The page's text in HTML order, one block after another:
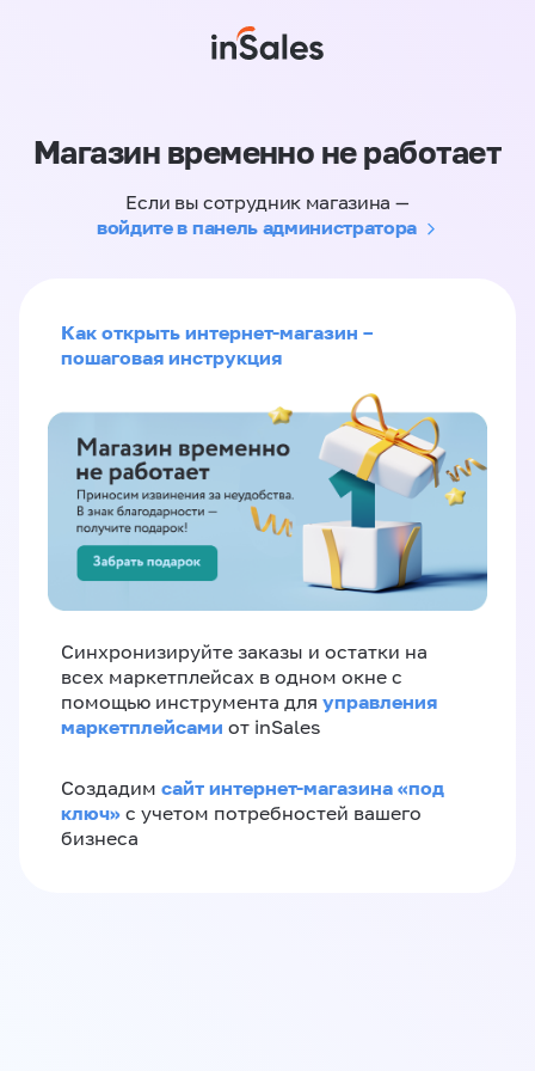
Магазин временно не работает
Если вы сотрудник магазина —
войдите в панель администратора
Как открыть интернет-магазин –
пошаговая инструкция
Синхронизируйте заказы и остатки на
всех маркетплейсах в одном окне с
помощью инструмента для управления
маркетплейсами от inSales
Создадим сайт интернет-магазина «под
ключ» с учетом потребностей вашего
бизнеса